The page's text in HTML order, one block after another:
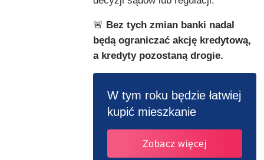
🚨 Bez tych zmian banki nadal
będą ograniczać akcję kredytową,
a kredyty pozostaną drogie.
W tym roku będzie łatwiej
kupić mieszkanie
Zobacz więcej